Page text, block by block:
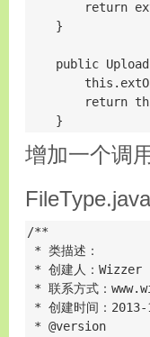
return
    }
public
return
    }
增加一个调
FileType.java
/**
* 类描述：
* 创建人：Wizzer
* 联系方式：
* 创建时间：
* @version